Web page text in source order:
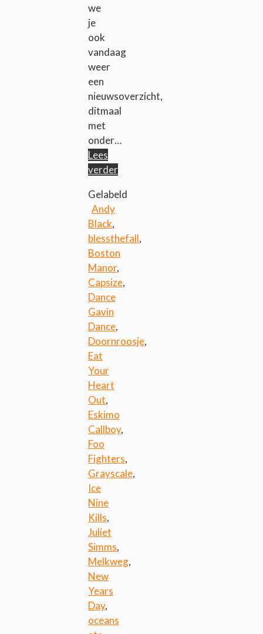
we
je
ook
vandaag
weer
een
nieuwsoverzicht,
ditmaal
met
onder…
Lees
verder
Gelabeld
Andy
Black,
blessthefall,
Boston
Manor,
Capsize,
Dance
Gavin
Dance,
Doornroosje,
Eat
Your
Heart
Out,
Eskimo
Callboy,
Foo
Fighters,
Grayscale,
Ice
Nine
Kills,
Juliet
Simms,
Melkweg,
New
Years
Day,
oceans